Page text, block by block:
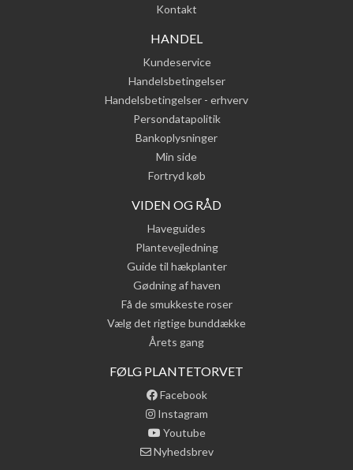
Kontakt
HANDEL
Kundeservice
Handelsbetingelser
Handelsbetingelser - erhverv
Persondatapolitik
Bankoplysninger
Min side
Fortryd køb
VIDEN OG RÅD
Haveguides
Plantevejledning
Guide til hækplanter
Gødning af haven
Få de smukkeste roser
Vælg det rigtige bunddække
Årets gang
FØLG PLANTETORVET
Facebook
Instagram
Youtube
Nyhedsbrev